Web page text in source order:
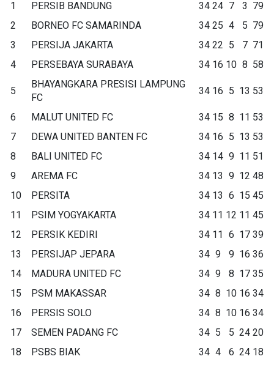
1 PERSIB BANDUNG 34 24 7 3 79
2
BORNEO FC SAMARINDA 34 25 4 5 79
3
PERSIJA JAKARTA 34 22 5 7 71
4
PERSEBAYA SURABAYA 34 16 10 8 58
5
BHAYANGKARA PRESISI LAMPUNG
FC
34 16 5 13 53
6 MALUT UNITED FC 34 15 8 11 53
7
DEWA UNITED BANTEN FC 34 16 5 13 53
8
BALI UNITED FC 34 14 9 11 51
9
AREMA FC 34 13 9 12 48
10
PERSITA 34 13 6 15 45
11
PSIM YOGYAKARTA 34 11 12 11 45
12
PERSIK KEDIRI 34 11 6 17 39
13
PERSIJAP JEPARA 34 9 9 16 36
14
MADURA UNITED FC 34 9 8 17 35
15
PSM MAKASSAR 34 8 10 16 34
16
PERSIS SOLO 34 8 10 16 34
17
SEMEN PADANG FC 34 5 5 24 20
18
PSBS BIAK 34 4 6 24 18